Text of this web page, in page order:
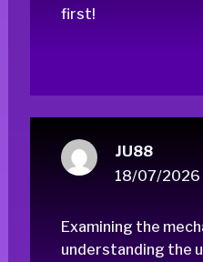
first!
JU88
18/07/2026
Examining the
understanding the